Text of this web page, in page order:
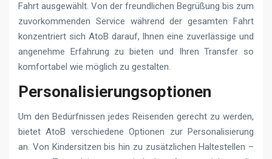
Fahrt ausgewählt. Von der freundlichen Begrüßung bis zum
zuvorkommenden Service während der gesamten Fahrt
konzentriert sich AtoB darauf, Ihnen eine zuverlässige und
angenehme Erfahrung zu bieten und Ihren Transfer so
komfortabel wie möglich zu gestalten.
Personalisierungsoptionen
Um den Bedürfnissen jedes Reisenden gerecht zu werden,
bietet AtoB verschiedene Optionen zur Personalisierung
an. Von Kindersitzen bis hin zu zusätzlichen Haltestellen –